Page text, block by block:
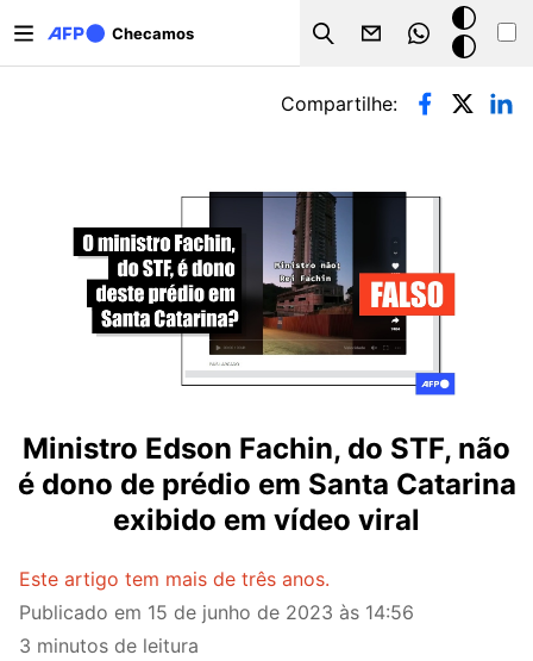
Checamos
Search
Modo
escuro
Abas primárias
Compartilhe:
Ministro Edson Fachin, do STF, não
é dono de prédio em Santa Catarina
exibido em vídeo viral
Este artigo tem mais de três anos.
Publicado em 15 de junho de 2023 às 14:56
3 minutos de leitura